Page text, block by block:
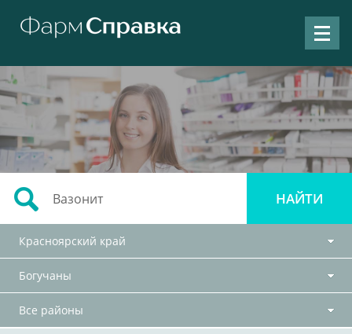
Красноярский край
Богучаны
Все районы